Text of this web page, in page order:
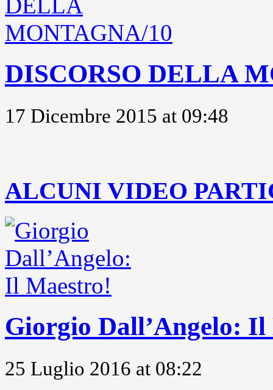
DISCORSO DELLA
17 Dicembre 2015 at 09:48
ALCUNI VIDEO
Giorgio Dall’Angelo:
25 Luglio 2016 at 08:22